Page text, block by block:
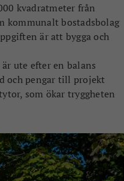
kvadratmeter från
kommunalt bostadsbolag
är att bygga och
ute efter en balans
och pengar till projekt
som ökar tryggheten